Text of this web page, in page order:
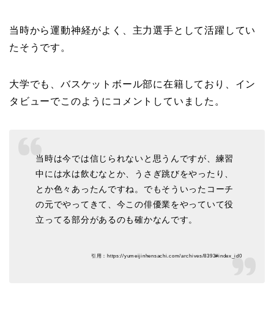
当時から運動神経がよく、主力選手として活躍してい
たそうです。
大学でも、バスケットボール部に在籍しており、イン
タビューでこのようにコメントしていました。
当時は今では信じられないと思うんですが、練習
中には水は飲むなとか、うさぎ跳びをやったり、
とか色々あったんですね。でもそういったコーチ
の元でやってきて、今この俳優業をやっていて役
立ってる部分があるのも確かなんです。
引用：https://yumeijinhensachi.com/archives/8393#index_id0